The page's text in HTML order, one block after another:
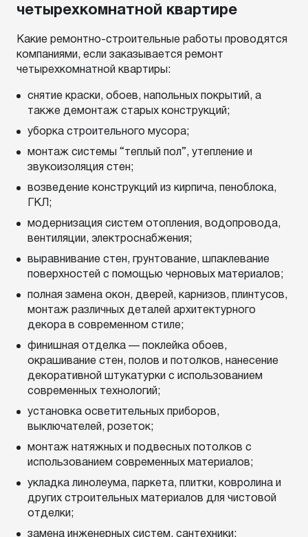
четырехкомнатной квартире
Какие ремонтно-строительные работы проводятся
компаниями, если заказывается ремонт
четырехкомнатной квартиры:
снятие краски, обоев, напольных покрытий, а
также демонтаж старых конструкций;
уборка строительного мусора;
монтаж системы “теплый пол”, утепление и
звукоизоляция стен;
возведение конструкций из кирпича, пеноблока,
ГКЛ;
модернизация систем отопления, водопровода,
вентиляции, электроснабжения;
выравнивание стен, грунтование, шпаклевание
поверхностей с помощью черновых материалов;
полная замена окон, дверей, карнизов, плинтусов,
монтаж различных деталей архитектурного
декора в современном стиле;
финишная отделка — поклейка обоев,
окрашивание стен, полов и потолков, нанесение
декоративной штукатурки с использованием
современных технологий;
установка осветительных приборов,
выключателей, розеток;
монтаж натяжных и подвесных потолков с
использованием современных материалов;
укладка линолеума, паркета, плитки, ковролина и
других строительных материалов для чистовой
отделки;
замена инженерных систем, сантехники;